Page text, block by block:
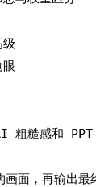
粗糙感和 PPT
面，再输出最